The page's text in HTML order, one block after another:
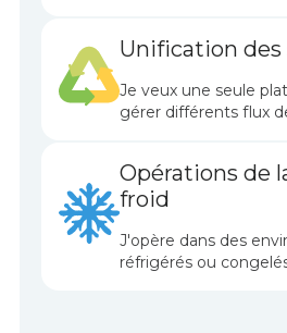
Unification des
Je veux une seule
gérer différents flux
Opérations de
froid
J'opère dans des
réfrigérés ou